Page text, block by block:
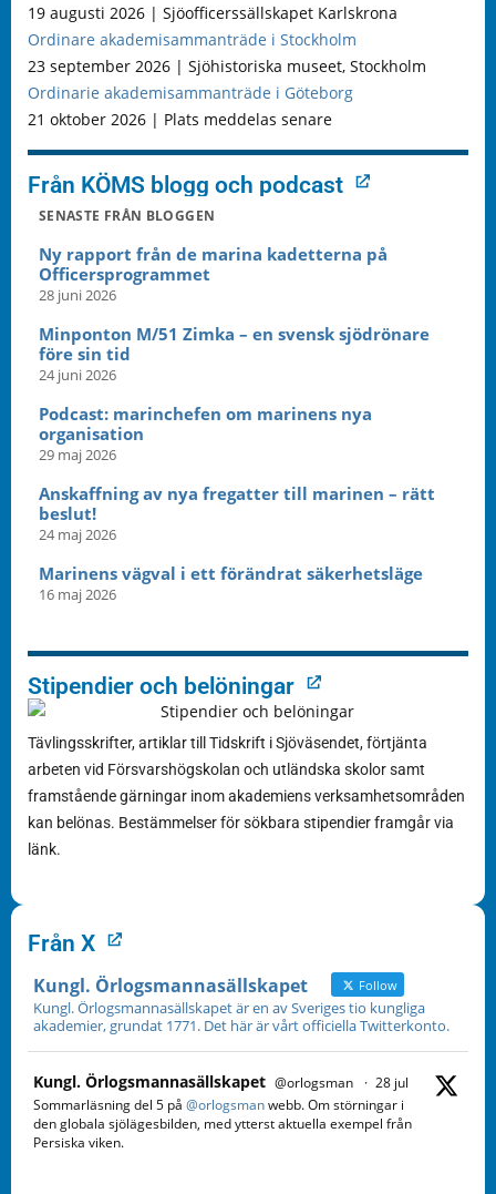
19 augusti 2026 | Sjöofficerssällskapet Karlskrona
Ordinare akademisammanträde i Stockholm
23 september 2026 | Sjöhistoriska museet, Stockholm
Ordinarie akademisammanträde i Göteborg
21 oktober 2026 | Plats meddelas senare
Från KÖMS blogg och podcast
SENASTE FRÅN BLOGGEN
Ny rapport från de marina kadetterna på
Officersprogrammet
28 juni 2026
Minponton M/51 Zimka – en svensk sjödrönare
före sin tid
24 juni 2026
Podcast: marinchefen om marinens nya
organisation
29 maj 2026
Anskaffning av nya fregatter till marinen – rätt
beslut!
24 maj 2026
Marinens vägval i ett förändrat säkerhetsläge
16 maj 2026
Stipendier och belöningar
Tävlingsskrifter, artiklar till Tidskrift i Sjöväsendet, förtjänta
arbeten vid Försvarshögskolan och utländska skolor samt
framstående gärningar inom akademiens verksamhetsområden
kan belönas. Bestämmelser för sökbara stipendier framgår via
länk.
Från X
Kungl. Örlogsmannasällskapet Follow
Kungl. Örlogsmannasällskapet är en av Sveriges tio kungliga
akademier, grundat 1771. Det här är vårt officiella Twitterkonto.
Kungl. Örlogsmannasällskapet @orlogsman · 28 jul
Sommarläsning del 5 på @orlogsmanwebb. Om störningar i
den globala sjölägesbilden, med ytterst aktuella exempel från
Persiska viken.